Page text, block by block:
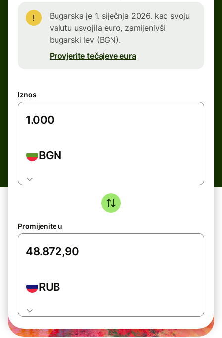
Bugarska je 1. siječnja 2026. kao svoju
valutu usvojila euro, zamijenivši
bugarski lev (BGN).
Provjerite tečajeve eura
Iznos
BGN
Promijenite u
RUB